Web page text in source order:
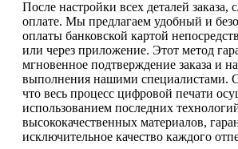
После настройки всех деталей заказа,
оплате. Мы предлагаем удобный и
оплаты банковской картой
или через приложение. Этот метод
мгновенное подтверждение заказа и
выполнения нашими специалистами.
что весь процесс цифровой печати
использованием последних
высококачественных материалов,
исключительное качество каждого